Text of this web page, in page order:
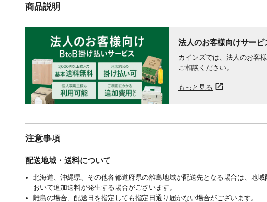
商品説明
法人のお客様向けサービ
カインズでは、法人のお客
ご相談ください。
もっと見る
注意事項
配送地域・送料について
北海道、沖縄県、その他各都道府県の離島地域が配送先となる場合は、地
おいて追加送料が発生する場合がございます。
離島の場合、配送日を指定しても指定日通り届かない場合がございます。